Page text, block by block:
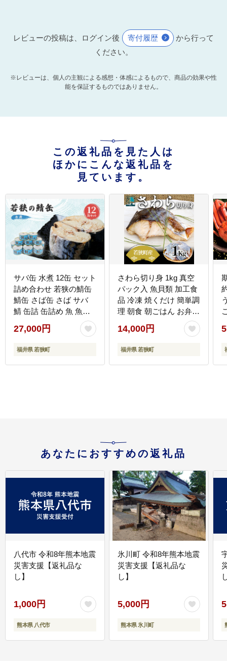
レビューの投稿は、ログイン後 寄付履歴
から行って
ください。
※レビューは、個人の主観による感想・体感によるもので、商品の効果や性
能を保証するものではありません。
この返礼品を見た人は
ほかにこんな返礼品を
見ています。
サバ缶 水煮 12缶 セット
詰め合わせ 若狭の鯖缶
鯖缶 さば缶 さば サバ
鯖 缶詰 缶詰め 魚 魚介
魚介類 海鮮 水煮缶 福井
福井県 若狭町
27,000円
福井県 若狭町
さわら切り身 1kg 真空
パック入 魚貝類 加工食
品 冷凍 焼くだけ 簡単調
理 朝食 朝ごはん お弁当
夕飯 おかず つまみ お酒
のあて 福井県 若狭町
14,000円
福井県 若狭町
あなたにおすすめの返礼品
八代市 令和8年熊本地震
災害支援【返礼品な
し】
1,000円
熊本県 八代市
氷川町 令和8年熊本地震
災害支援【返礼品な
し】
5,000円
熊本県 氷川町